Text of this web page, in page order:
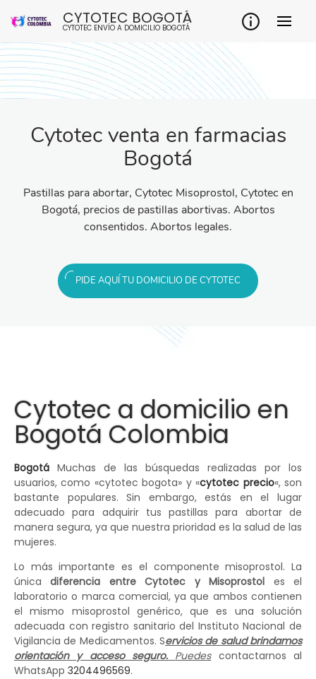
CYTOTEC BOGOTÁ
CYTOTEC ENVÍO A DOMICILIO BOGOTÁ
Cytotec venta en farmacias
Bogotá
Pastillas para abortar, Cytotec Misoprostol, Cytotec en
Bogotá, precios de pastillas abortivas. Abortos
consentidos. Abortos legales.
PIDE AQUÍ TU DOMICILIO DE CYTOTEC
Cytotec a domicilio en
Bogotá Colombia
Bogotá Muchas de las búsquedas realizadas por los
usuarios, como «cytotec bogota» y «cytotec precio«, son
bastante populares. Sin embargo, estás en el lugar
adecuado para adquirir tus pastillas para abortar de
manera segura, ya que nuestra prioridad es la salud de las
mujeres.
Lo más importante es el componente misoprostol. La
únicadiferencia entre Cytotec y Misoprostol es el
laboratorio o marca comercial, ya que ambos contienen
el mismo misoprostol genérico, que es una solución
adecuada con registro sanitario del Instituto Nacional de
Vigilancia de Medicamentos. Servicios de salud brindamos
orientación y acceso seguro. Puedescontactarnos al
WhatsApp 3204496569.